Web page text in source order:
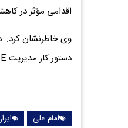
اقدامی مؤثر در
وی خاطرنشان کرد:
دستور کار مدیریت HSE شرکت قرار گیرد.
امام علی